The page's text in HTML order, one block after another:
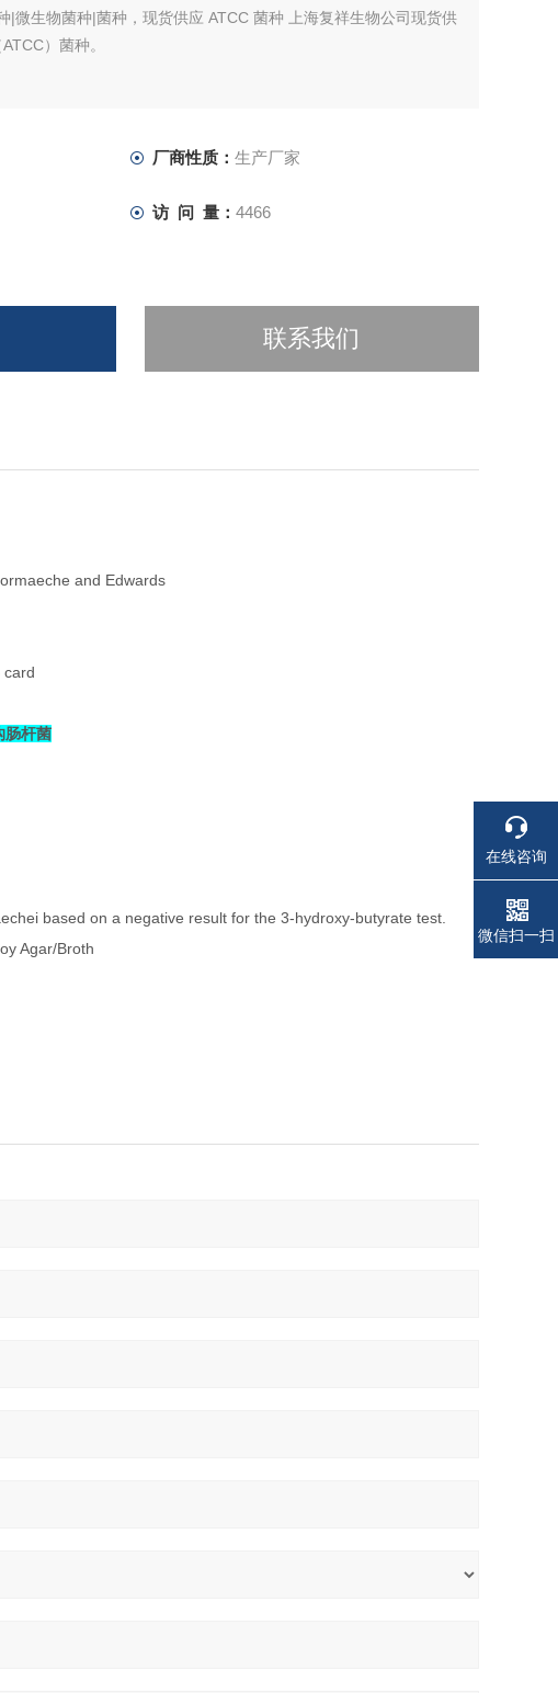
|微生物菌种|菌种，现货供应 ATCC 菌种 上海复祥生物公司现货供
）菌种。
厂商性质： 生产厂家
访 问 量： 4466
联系我们
and Edwards
card
肠杆菌
based on a negative result for the 3-hydroxy-butyrate test.
Agar/Broth
在线咨询
电话
电话
微信扫一扫